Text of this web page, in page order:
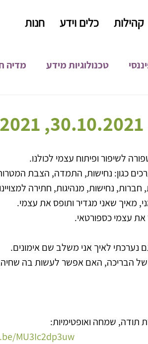
קהילות כלים וידע חנות
טכנולוגיות מידע מדיה
לשיפור ופיתוח עצמי לכולנו.
כגון: נחישות, התמדה, הצבת
נחישות, מנהיגות, חתירה
מאיך שאני מגדיר ותופס את עצמי.
את עצמי כספורטאי.
לאיך אני משלב שם אימונים.
של הבריכה, האם אפשר לעשות בה שחיה,
תודה, שמחה ואופטימיות:
MU3Ic2dp3uw